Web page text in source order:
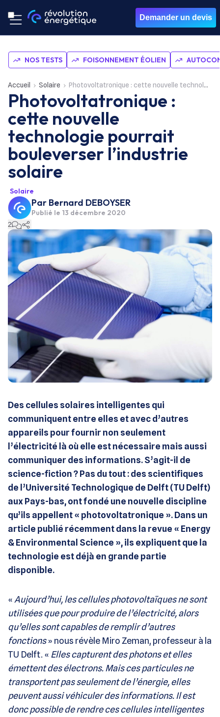
Demander un devis
NOS TESTS FOISONNEMENT ÉOLIEN
Accueil Solaire Photovoltatronique : cette nouvelle technologie pourrait bouleverser l’industrie solaire
Photovoltatronique :
cette nouvelle
technologie pourrait
bouleverser l’industrie
solaire
Solaire
Par Bernard DEBOYSER
Publié le 13 décembre 2020
2
Des cellules solaires intelligentes qui
communiquent entre elles et avec d’autres
appareils pour fournir non seulement
l’électricité là où elle est nécessaire mais aussi
communiquer des informations. S’agit-il de
science-fiction ? Pas du tout : des scientifiques
de l’Université Technologique de Delft (TU Delft)
aux Pays-bas, ont fondé une nouvelle discipline
qu’ils appellent « photovoltatronique ». Dans un
article publié récemment dans la revue « Energy
& Environmental Science », ils expliquent que la
technologie est déjà en grande partie
disponible.
« Aujourd’hui, les cellules photovoltaïques ne sont
utilisées que pour produire de l’électricité, alors
qu’elles sont capables de remplir d’autres
fonctions» nous révèle Miro Zeman, professeur à la
TU Delft. « Elles capturent des photons et elles
émettent des électrons. Mais ces particules ne
transportent pas seulement de l’énergie, elles
peuvent aussi véhiculer des informations. Il est
donc possible de rendre ces cellules intelligentes